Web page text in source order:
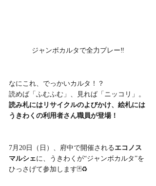
ジャンボカルタで全力プレー‼
なにこれ、でっかいカルタ！？
読めば「ふむふむ」、見れば「ニッコリ」。
読み札にはリサイクルのよびかけ、絵札には
うきわくの利用者さん職員が登場！
7月20日（日）、府中で開催される エコノス
マルシェに、うきわくが“ジャンボカルタ”を
ひっさげて参加します🃏♻️